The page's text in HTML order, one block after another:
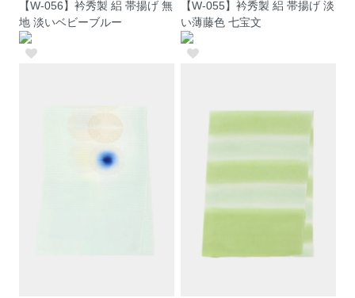
【W-056】衿秀製 絽 帯揚げ 無
地 淡いベビーブルー
【W-055】衿秀製 絽 帯揚げ 淡
い薄藤色 七宝文